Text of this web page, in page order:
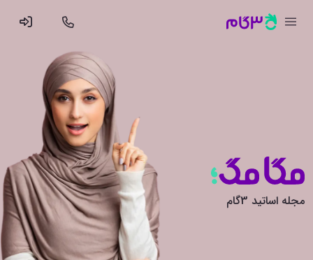
مجله اساتید 3گام